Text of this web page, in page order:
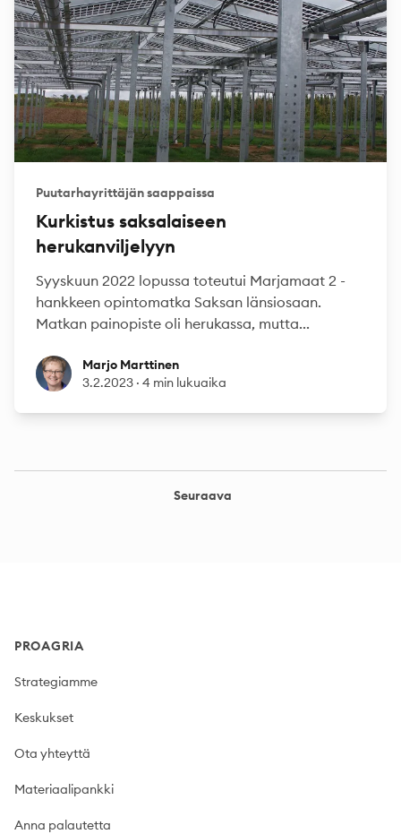
Puutarhayrittäjän saappaissa
Kurkistus saksalaiseen
herukanviljelyyn
Syyskuun 2022 lopussa toteutui Marjamaat 2 -
hankkeen opintomatka Saksan länsiosaan.
Matkan painopiste oli herukassa, mutta...
Marjo Marttinen
Marjo Marttinen
3.2.2023 · 4 min lukuaika
Seuraava
PROAGRIA
Strategiamme
Keskukset
Ota yhteyttä
Materiaalipankki
Anna palautetta